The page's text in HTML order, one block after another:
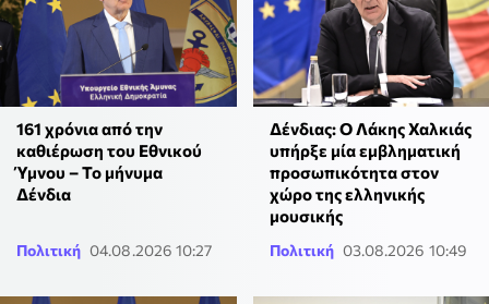
161 χρόνια από την
καθιέρωση του Εθνικού
Ύμνου – Το μήνυμα
Δένδια
Πολιτική 04.08.2026 10:27
Δένδιας: Ο Λάκης Χαλκιάς
υπήρξε μία εμβληματική
προσωπικότητα στον
χώρο της ελληνικής
μουσικής
Πολιτική 03.08.2026 10:49